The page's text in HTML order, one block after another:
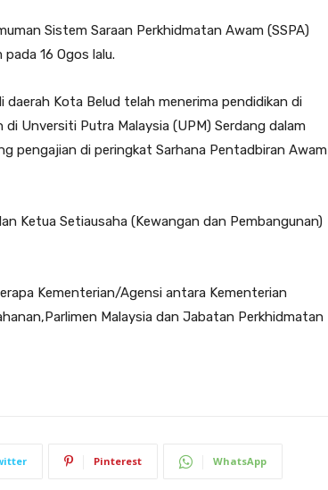
Sistem Saraan Perkhidmatan Awam (SSPA)
16 Ogos lalu.
daerah Kota Belud telah menerima pendidikan di
Unversiti Putra Malaysia (UPM) Serdang dalam
pengajian di peringkat Sarhana Pentadbiran Awam
Ketua Setiausaha (Kewangan dan Pembangunan)
Kementerian/Agensi antara Kementerian
Malaysia dan Jabatan Perkhidmatan
Pinterest WhatsApp